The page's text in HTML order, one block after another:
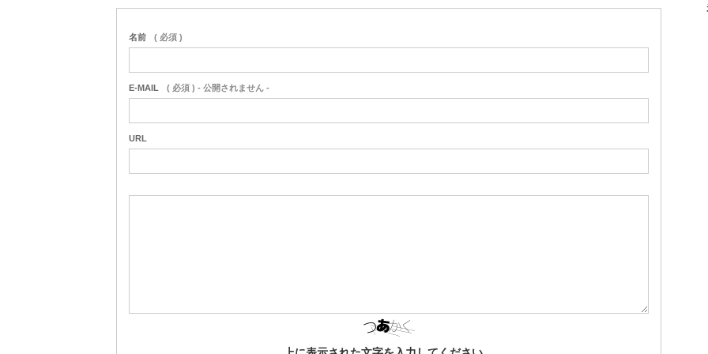
名前 ( 必須 )
E-MAIL ( 必須 ) - 公開されません -
URL